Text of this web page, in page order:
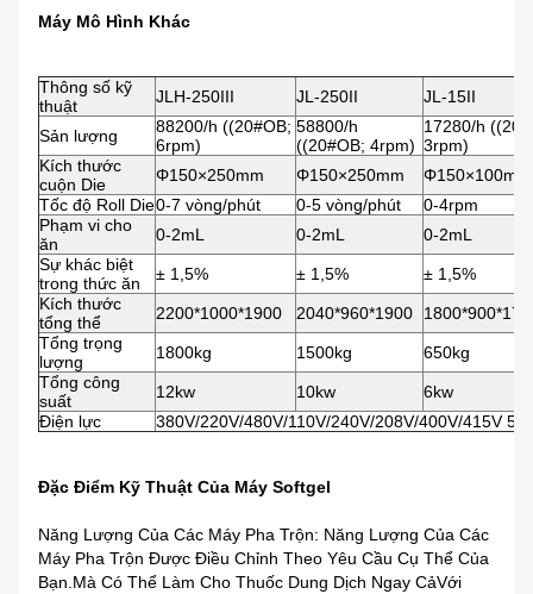
Máy Mô Hình Khác
Thông số kỹ
thuật
JLH-250III JL-250II JL-15II
Sản lượng
88200/h ((20#OB;
6rpm)
58800/h
((20#OB; 4rpm)
17280/h
3rpm)
Kích thước
cuộn Die
Φ150×250mm Φ150×250mm
Φ150×100mm
Tốc độ Roll Die0-7 vòng/phút 0-5 vòng/phút
0-4rpm
Phạm vi cho
ăn
0-2mL 0-2mL
0-2mL
Sự khác biệt
trong thức ăn
± 1,5% ± 1,5%
± 1,5%
Kích thước
tổng thể
2200*1000*1900 2040*960*1900
Tổng trọng
lượng
1800kg 1500kg
650kg
Tổng công
suất
12kw 10kw
6kw
Điện lực
380V/220V/480V/110V/240V/208V/400V/415V
Đặc Điểm Kỹ Thuật Của Máy Softgel
Năng Lượng Của Các Máy Pha Trộn: Năng Lượng Của Các
Máy Pha Trộn Được Điều Chỉnh Theo Yêu Cầu Cụ Thể Của
Bạn.mà Có Thể Làm Cho Thuốc Dung Dịch Ngay CảVới